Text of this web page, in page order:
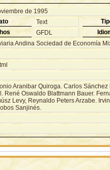
de 1995
Text
GFDL
Andina Sociedad de Economía
Aranibar Quiroga. Carlos
René Oswaldo Blattmann Bauer.
Levy, Reynaldo Peters Arzabe.
Sanjinés.